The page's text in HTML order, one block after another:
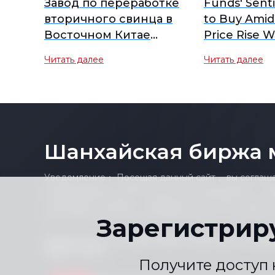
Завод по переработке
вторичного свинца в
Восточном Китае
производство на 3
Читать далее
Funds'
to Buy
Price Rise
Closed
Читать далее
Получите
Шанхайская биржа
Уведомление： Посещая данный сайт， вы
Заявление о соответствии Политика